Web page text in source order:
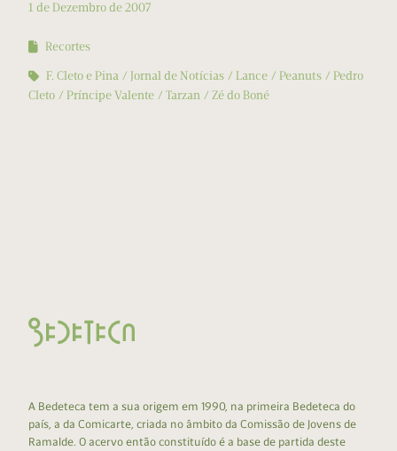
1 de Dezembro de 2007
Recortes
F. Cleto e Pina
Jornal de Notícias Lance Peanuts
Pedro
Cleto
Príncipe Valente Tarzan Zé do Boné
A Bedeteca tem a sua origem em 1990, na primeira Bedeteca do
país, a da Comicarte, criada no âmbito da Comissão de Jovens de
Ramalde. O acervo então constituído é a base de partida deste